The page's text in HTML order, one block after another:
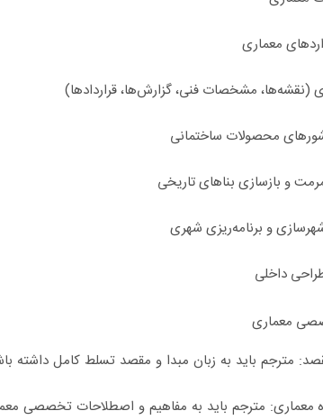
معماری
(نقشه‌ها، مشخصات فنی، گزارش‌ها، قراردادها)
محصولات ساختمانی
و بازسازی بناهای تاریخی
و برنامه‌ریزی شهری
داخلی
معماری
مترجم باید به زبان مبدا و مقصد تسلط کامل داشته
مترجم باید به مفاهیم و اصطلاحات تخصصی